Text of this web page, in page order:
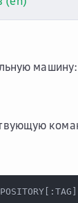
машину:
[ :TAG ]